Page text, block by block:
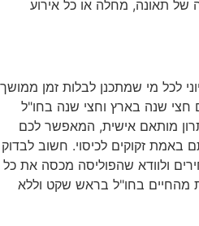
תאונה, מחלה או כל אירוע
לכל מי שמתכנן לבלות זמן ממושך
חצי שנה בארץ וחצי שנה בחו"ל
מותאם אישית, המאפשר לכם
זקוקים לכיסוי. חשוב לבדוק
ולוודא שהפוליסה מכסה את כל
מהחיים בחו"ל בראש שקט וללא